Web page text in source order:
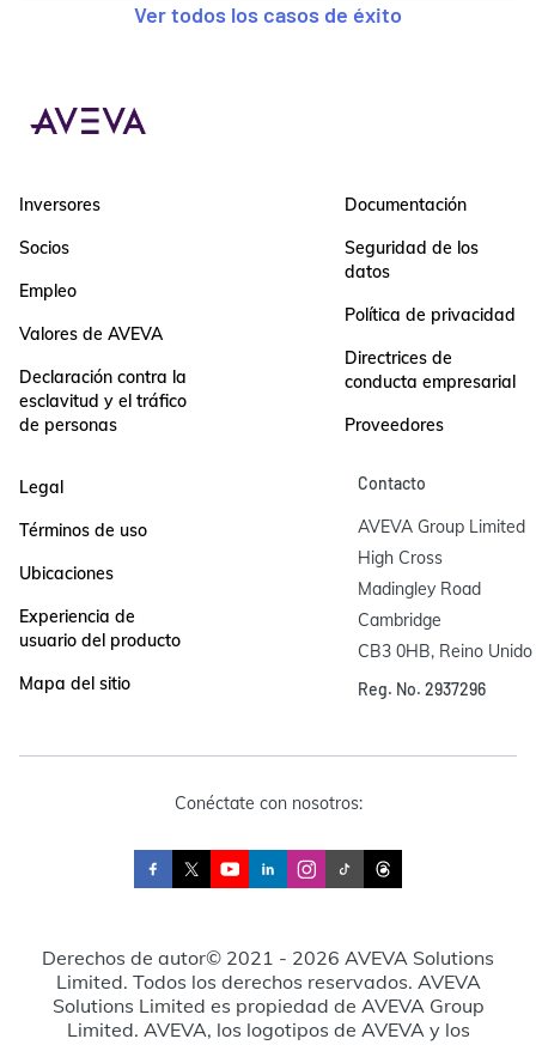
Ver todos los casos de éxito
Inversores
Socios
Empleo
Valores de AVEVA
Declaración contra la
esclavitud y el tráfico
de personas
Documentación
Seguridad de los
datos
Política de privacidad
Directrices de
conducta empresarial
Proveedores
Legal
Términos de uso
Ubicaciones
Experiencia de
usuario del producto
Mapa del sitio
Contacto
AVEVA Group Limited
High Cross
Madingley Road
Cambridge
CB3 0HB, Reino Unido
Reg. No. 2937296
Conéctate con nosotros:
Derechos de autor© 2021 - 2026 AVEVA Solutions
Limited. Todos los derechos reservados. AVEVA
Solutions Limited es propiedad de AVEVA Group
Limited. AVEVA, los logotipos de AVEVA y los